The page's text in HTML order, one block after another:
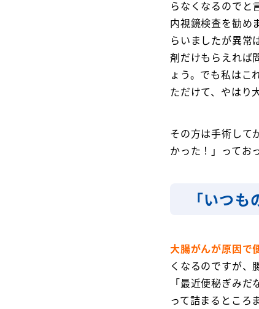
らなくなるのでと
内視鏡検査を勧め
らいましたが異常
剤だけもらえれば
ょう。でも私はこ
ただけて、やはり
その方は手術して
かった！」ってお
「いつ
大腸がんが原因で
くなるのですが、
「最近便秘ぎみ
って詰まるところ